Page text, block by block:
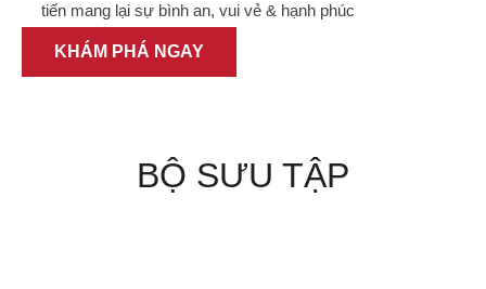
tiến mang lại sự bình an, vui vẻ & hạnh phúc
KHÁM PHÁ NGAY
BỘ SƯU TẬP